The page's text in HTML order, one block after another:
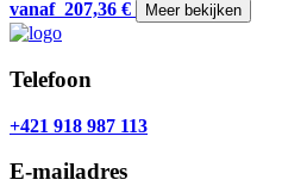
vanaf 207,36 € Meer bekijken
Telefoon
+421 918 987 113
E-mailadres